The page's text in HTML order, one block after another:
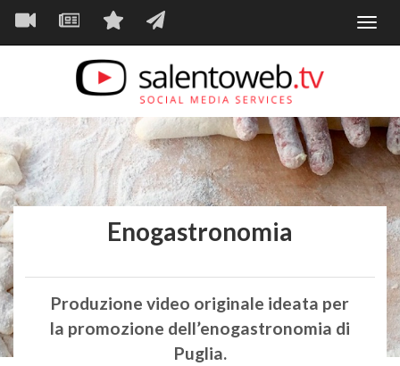
Salta
contenuto
Navigazione
principale
Enogastronomia
Produzione video originale ideata per
la promozione dell’enogastronomia di
Puglia.